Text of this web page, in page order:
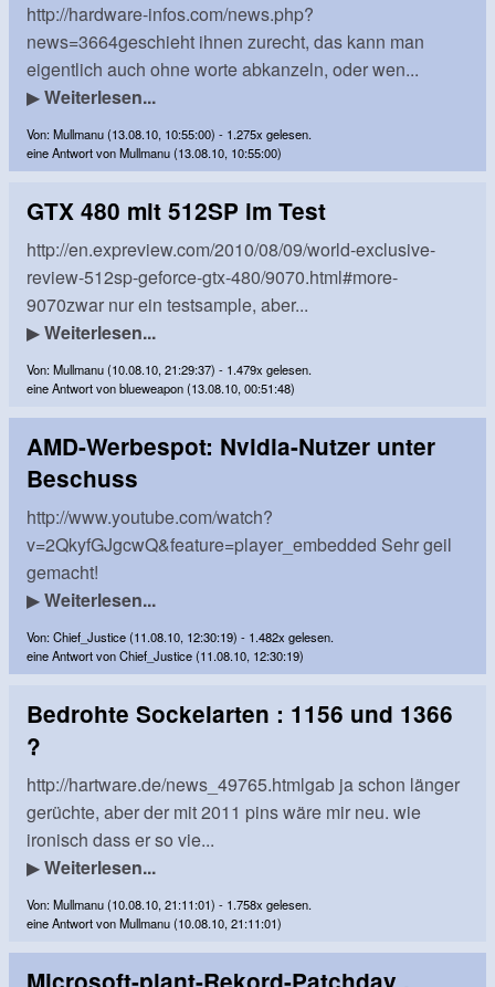
http://hardware-infos.com/news.php?
news=3664geschieht ihnen zurecht, das kann man
eigentlich auch ohne worte abkanzeln, oder wen...
▶Weiterlesen...
Von: Mullmanu (13.08.10, 10:55:00) - 1.275x gelesen.
eine Antwort von Mullmanu (13.08.10, 10:55:00)
GTX 480 mit 512SP im Test
http://en.expreview.com/2010/08/09/world-exclusive-
review-512sp-geforce-gtx-480/9070.html#more-
9070zwar nur ein testsample, aber...
▶Weiterlesen...
Von: Mullmanu (10.08.10, 21:29:37) - 1.479x gelesen.
eine Antwort von blueweapon (13.08.10, 00:51:48)
AMD-Werbespot: Nvidia-Nutzer unter
Beschuss
http://www.youtube.com/watch?
v=2QkyfGJgcwQ&feature=player_embedded Sehr geil
gemacht!
▶Weiterlesen...
Von: Chief_Justice (11.08.10, 12:30:19) - 1.482x gelesen.
eine Antwort von Chief_Justice (11.08.10, 12:30:19)
Bedrohte Sockelarten : 1156 und 1366
?
http://hartware.de/news_49765.htmlgab ja schon länger
gerüchte, aber der mit 2011 pins wäre mir neu. wie
ironisch dass er so vie...
▶Weiterlesen...
Von: Mullmanu (10.08.10, 21:11:01) - 1.758x gelesen.
eine Antwort von Mullmanu (10.08.10, 21:11:01)